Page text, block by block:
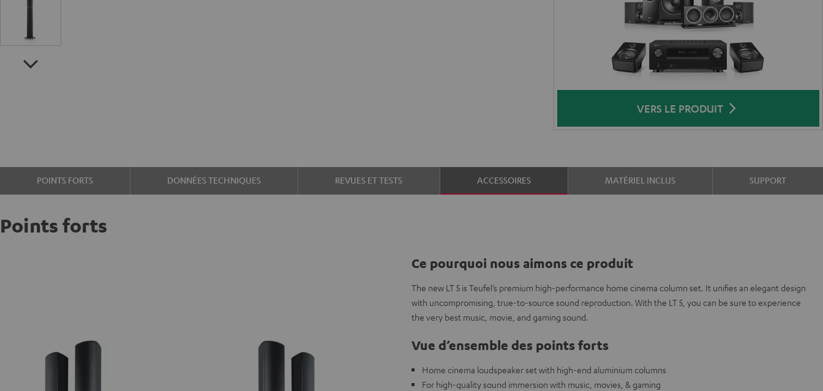
VERS LE PRODUIT
POINTS FORTS DONNÉES TECHNIQUES REVUES ET TESTS ACCESSOIRES MATÉRIEL INCLUS SUPPORT
Points forts
Ce pourquoi nous aimons ce produit
The new LT 5 is Teufel’s premium high-performance home cinema column set. It unifies an elegant design
with uncompromising, true-to-source sound reproduction. With the LT 5, you can be sure to experience
the very best music, movie, and gaming sound.
Vue d’ensemble des points forts
Home cinema loudspeaker set with high-end aluminium columns
For high-quality sound immersion with music, movies, & gaming